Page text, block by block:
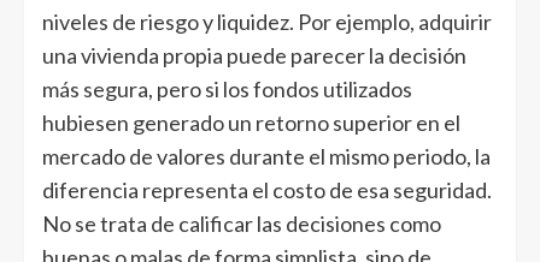
niveles de riesgo y liquidez. Por ejemplo, adquirir
una vivienda propia puede parecer la decisión
más segura, pero si los fondos utilizados
hubiesen generado un retorno superior en el
mercado de valores durante el mismo periodo, la
diferencia representa el costo de esa seguridad.
No se trata de calificar las decisiones como